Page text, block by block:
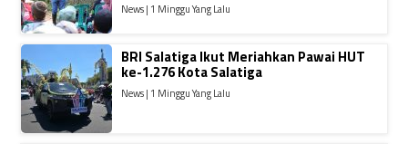
News | 1 Minggu Yang Lalu
BRI Salatiga Ikut Meriahkan Pawai HUT
ke-1.276 Kota Salatiga
News | 1 Minggu Yang Lalu